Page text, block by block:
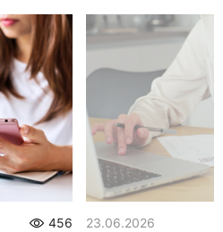
456 23.06.2026